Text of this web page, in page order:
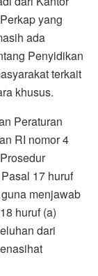
yang
ada
Penyidikan
terkait
khusus.
Peraturan
RI nomor 4
17 huruf
menjawab
huruf (a)
dari